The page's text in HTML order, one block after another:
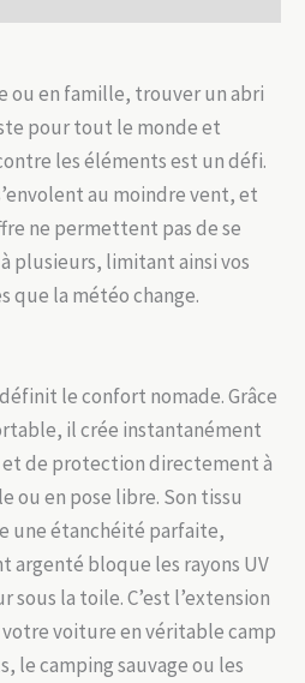
ou en famille, trouver un abri
pour tout le monde et
les éléments est un défi.
au moindre vent, et
ne permettent pas de se
plusieurs, limitant ainsi vos
que la météo change.
le confort nomade. Grâce
il crée instantanément
et de protection directement à
ou en pose libre. Son tissu
une étanchéité parfaite,
argenté bloque les rayons UV
la toile. C’est l’extension
voiture en véritable camp
le camping sauvage ou les